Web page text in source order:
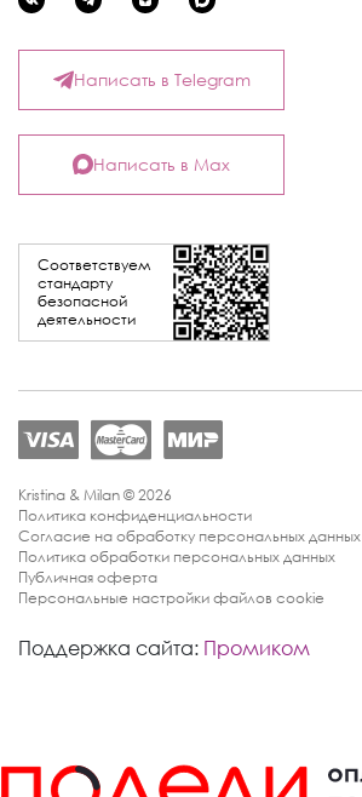
Соответствуем
стандарту
безопасной
деятельности
Написать в Telegram
Написать в Max
Kristina & Milan © 2026
Политика конфиденциальности
Согласие на обработку персональных данных
Политика обработки персональных данных
Публичная оферта
Персональные настройки файлов cookie
Поддержка сайта: Промиком